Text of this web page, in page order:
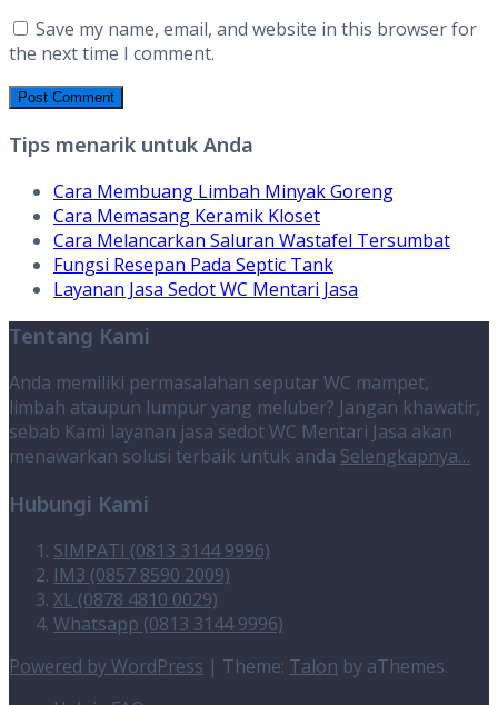
Save my name, email, and website in this browser for
the next time I comment.
Tips menarik untuk Anda
Cara Membuang Limbah Minyak Goreng
Cara Memasang Keramik Kloset
Cara Melancarkan Saluran Wastafel Tersumbat
Fungsi Resepan Pada Septic Tank
Layanan Jasa Sedot WC Mentari Jasa
Tentang Kami
Anda memiliki permasalahan seputar WC mampet,
limbah ataupun lumpur yang meluber? Jangan khawatir,
sebab Kami layanan jasa sedot WC Mentari Jasa akan
menawarkan solusi terbaik untuk anda Selengkapnya…
Hubungi Kami
SIMPATI (0813 3144 9996)
IM3 (0857 8590 2009)
XL (0878 4810 0029)
Whatsapp (0813 3144 9996)
Powered by WordPress | Theme: Talon by aThemes.